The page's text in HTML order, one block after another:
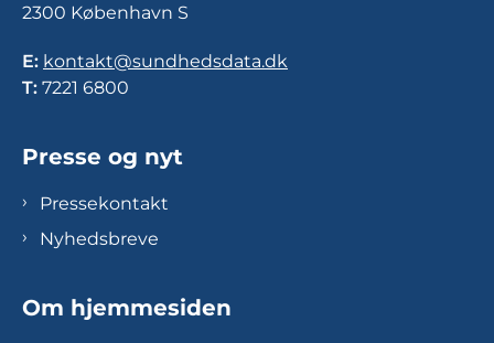
2300 København S
E: kontakt@sundhedsdata.dk
T: 7221 6800
Presse og nyt
Pressekontakt
Nyhedsbreve
Om hjemmesiden